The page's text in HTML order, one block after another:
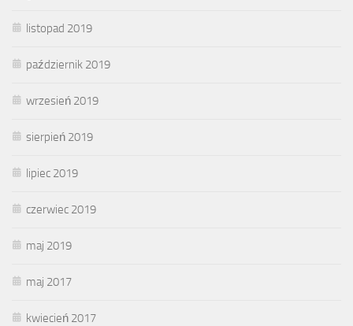
listopad 2019
październik 2019
wrzesień 2019
sierpień 2019
lipiec 2019
czerwiec 2019
maj 2019
maj 2017
kwiecień 2017